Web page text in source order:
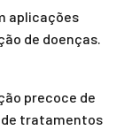
aplicações
de doenças.
precoce de
de tratamentos